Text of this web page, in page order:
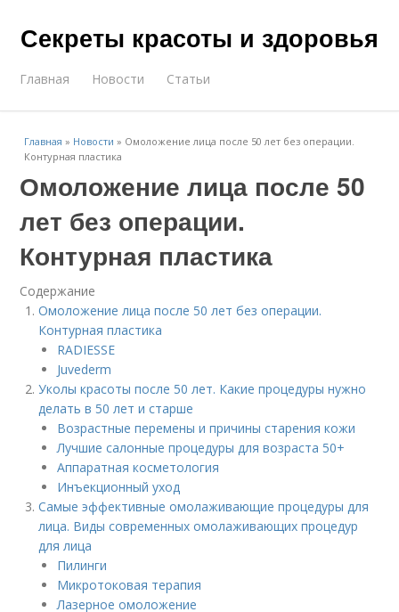
Секреты красоты и здоровья
Главная Новости Статьи
Главная » Новости » Омоложение лица после 50 лет без операции.
Контурная пластика
Омоложение лица после 50
лет без операции.
Контурная пластика
Содержание
Омоложение лица после 50 лет без операции.
Контурная пластика
RADIESSE
Juvederm
Уколы красоты после 50 лет. Какие процедуры нужно
делать в 50 лет и старше
Возрастные перемены и причины старения кожи
Лучшие салонные процедуры для возраста 50+
Аппаратная косметология
Инъекционный уход
Самые эффективные омолаживающие процедуры для
лица. Виды современных омолаживающих процедур
для лица
Пилинги
Микротоковая терапия
Лазерное омоложение